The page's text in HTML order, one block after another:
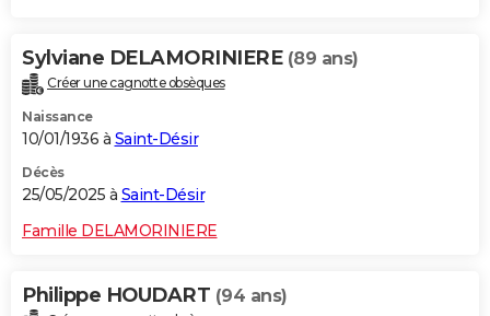
Sylviane DELAMORINIERE (89 ans)
Créer une cagnotte obsèques
Naissance
10/01/1936 à Saint-Désir
Décès
25/05/2025 à Saint-Désir
Famille DELAMORINIERE
Philippe HOUDART (94 ans)